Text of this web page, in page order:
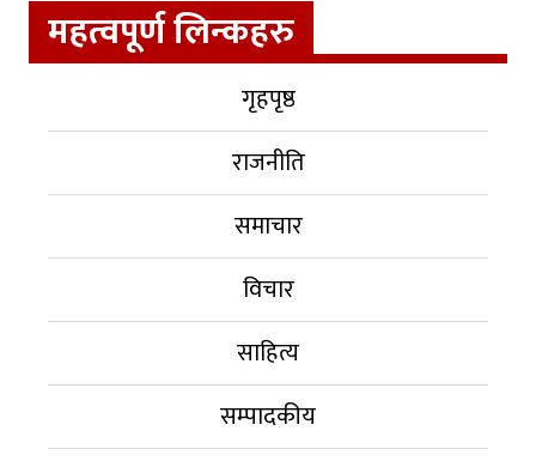
महत्वपूर्ण लिन्कहरु
गृहपृष्ठ
राजनीति
समाचार
विचार
साहित्य
सम्पादकीय